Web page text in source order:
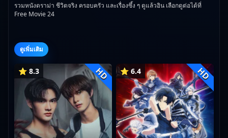
รวมหนังดราม่า ชีวิตจริง ครอบครัว และเรื่องซึ้ง ๆ ดูแล้วอิน เลือกดูต่อได้ที่
Free Movie 24
ดูเพิ่มเติม
⭐ 8.3 HD ⭐ 6.4 HD